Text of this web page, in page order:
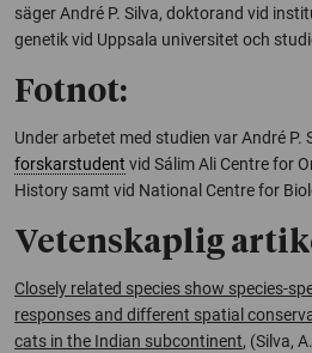
säger André P. Silva, doktorand vid
genetik vid Uppsala universitet och
Fotnot:
Under arbetet med studien var André P.
forskarstudent vid Sálim Ali Centre for
History samt vid National Centre for
Vetenskaplig
Closely related species show species-
responses and different spatial
cats in the Indian subcontinent, (Silva,